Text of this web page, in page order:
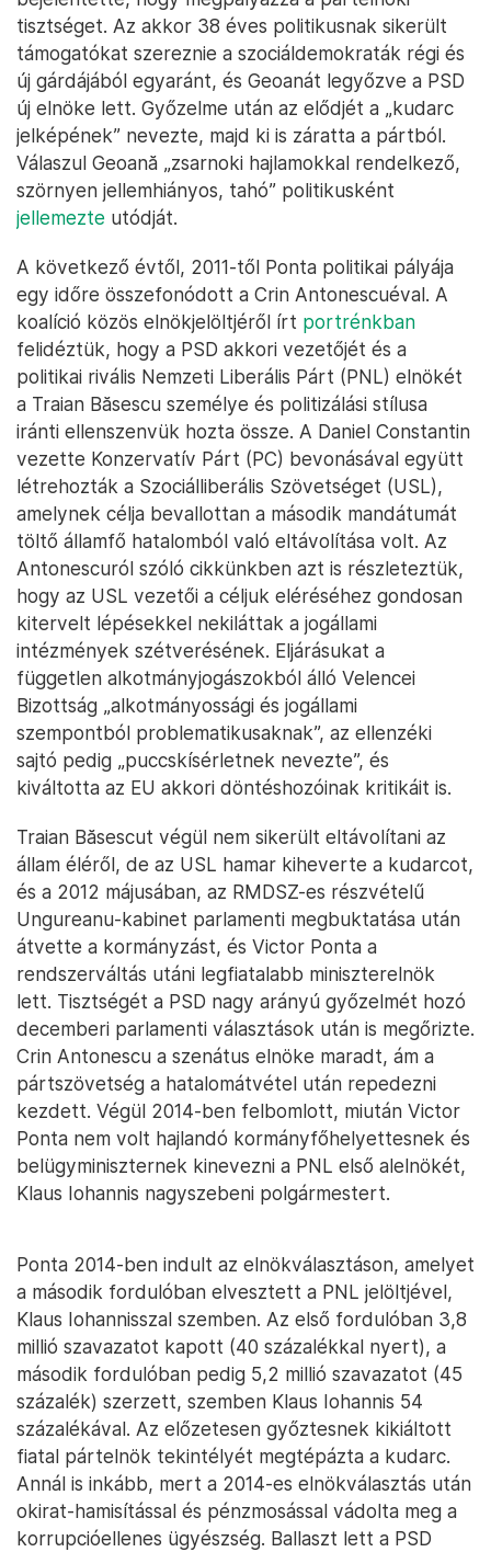
tisztséget. Az akkor 38 éves politikusnak sikerült
támogatókat szereznie a szociáldemokraták régi és
új gárdájából egyaránt, és Geoanát legyőzve a PSD
új elnöke lett. Győzelme után az elődjét a „kudarc
jelképének” nevezte, majd ki is záratta a pártból.
Válaszul Geoană „zsarnoki hajlamokkal rendelkező,
szörnyen jellemhiányos, tahó” politikusként
jellemezte utódját.
A következő évtől, 2011-től Ponta politikai pályája
egy időre összefonódott a Crin Antonescuéval. A
koalíció közös elnökjelöltjéről írt portrénkban
felidéztük, hogy a PSD akkori vezetőjét és a
politikai rivális Nemzeti Liberális Párt (PNL) elnökét
a Traian Băsescu személye és politizálási stílusa
iránti ellenszenvük hozta össze. A Daniel Constantin
vezette Konzervatív Párt (PC) bevonásával együtt
létrehozták a Szociálliberális Szövetséget (USL),
amelynek célja bevallottan a második mandátumát
töltő államfő hatalomból való eltávolítása volt. Az
Antonescuról szóló cikkünkben azt is részleteztük,
hogy az USL vezetői a céljuk eléréséhez gondosan
kitervelt lépésekkel nekiláttak a jogállami
intézmények szétverésének. Eljárásukat a
független alkotmányjogászokból álló Velencei
Bizottság „alkotmányossági és jogállami
szempontból problematikusaknak”, az ellenzéki
sajtó pedig „puccskísérletnek nevezte”, és
kiváltotta az EU akkori döntéshozóinak kritikáit is.
Traian Băsescut végül nem sikerült eltávolítani az
állam éléről, de az USL hamar kiheverte a kudarcot,
és a 2012 májusában, az RMDSZ-es részvételű
Ungureanu-kabinet parlamenti megbuktatása után
átvette a kormányzást, és Victor Ponta a
rendszerváltás utáni legfiatalabb miniszterelnök
lett. Tisztségét a PSD nagy arányú győzelmét hozó
decemberi parlamenti választások után is megőrizte.
Crin Antonescu a szenátus elnöke maradt, ám a
pártszövetség a hatalomátvétel után repedezni
kezdett. Végül 2014-ben felbomlott, miután Victor
Ponta nem volt hajlandó kormányfőhelyettesnek és
belügyminiszternek kinevezni a PNL első alelnökét,
Klaus Iohannis nagyszebeni polgármestert.
Ponta 2014-ben indult az elnökválasztáson, amelyet
a második fordulóban elvesztett a PNL jelöltjével,
Klaus Iohannisszal szemben. Az első fordulóban 3,8
millió szavazatot kapott (40 százalékkal nyert), a
második fordulóban pedig 5,2 millió szavazatot (45
százalék) szerzett, szemben Klaus Iohannis 54
százalékával. Az előzetesen győztesnek kikiáltott
fiatal pártelnök tekintélyét megtépázta a kudarc.
Annál is inkább, mert a 2014-es elnökválasztás után
okirat-hamisítással és pénzmosással vádolta meg a
korrupcióellenes ügyészség. Ballaszt lett a PSD